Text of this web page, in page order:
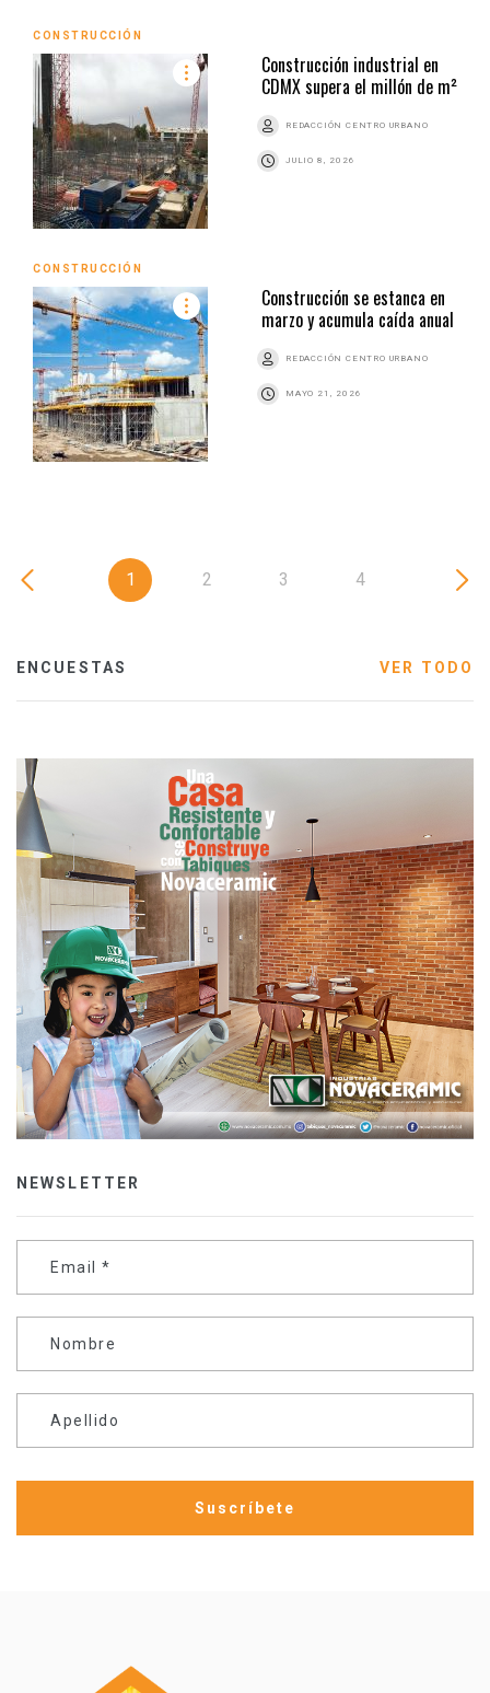
CONSTRUCCIÓN
Construcción industrial en
CDMX supera el millón de m²
REDACCIÓN CENTRO URBANO
JULIO 8, 2026
CONSTRUCCIÓN
Construcción se estanca en
marzo y acumula caída anual
REDACCIÓN CENTRO URBANO
MAYO 21, 2026
1 2 3 4
ENCUESTAS VER TODO
NEWSLETTER
Email *
Nombre
Apellido